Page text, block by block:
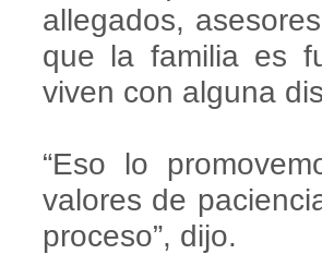
allegados,
que la familia es
viven con alguna
“Eso lo
valores de
proceso”, dijo.